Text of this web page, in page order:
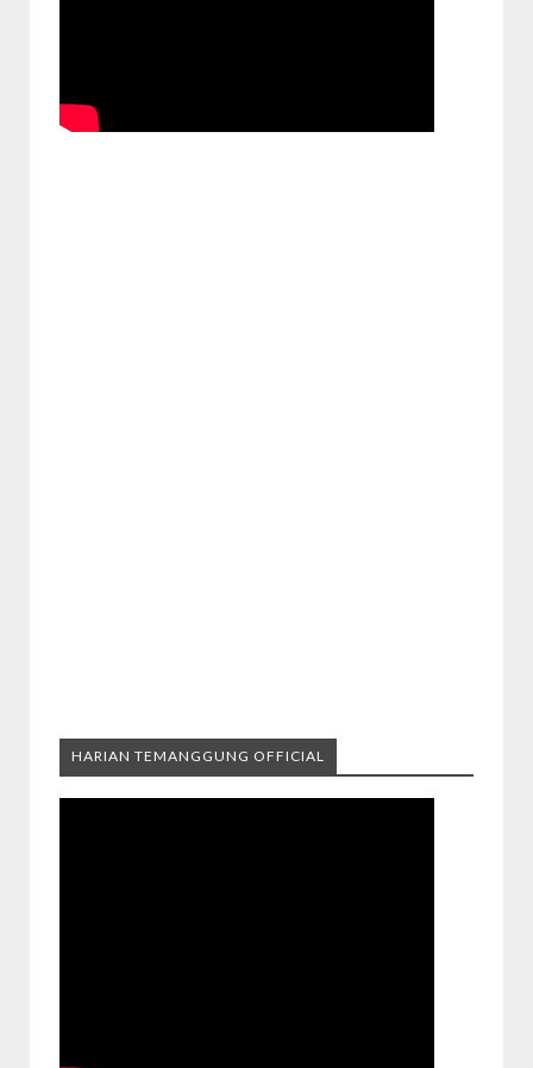
HARIAN TEMANGGUNG OFFICIAL